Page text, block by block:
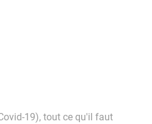
19), tout ce qu'il faut